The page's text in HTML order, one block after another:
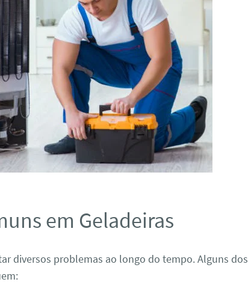
em Geladeiras
diversos problemas ao longo do tempo. Alguns dos